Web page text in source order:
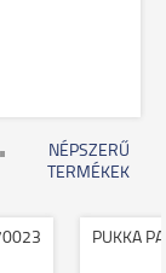
NÉPSZERŰ
TERMÉKEK
PUKKA